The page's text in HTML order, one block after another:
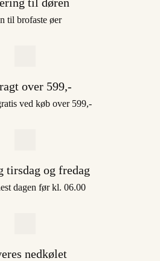
til brofaste øer
over 599,-
ved køb over 599,-
tirsdag og fredag
dagen før kl. 06.00
nedkølet